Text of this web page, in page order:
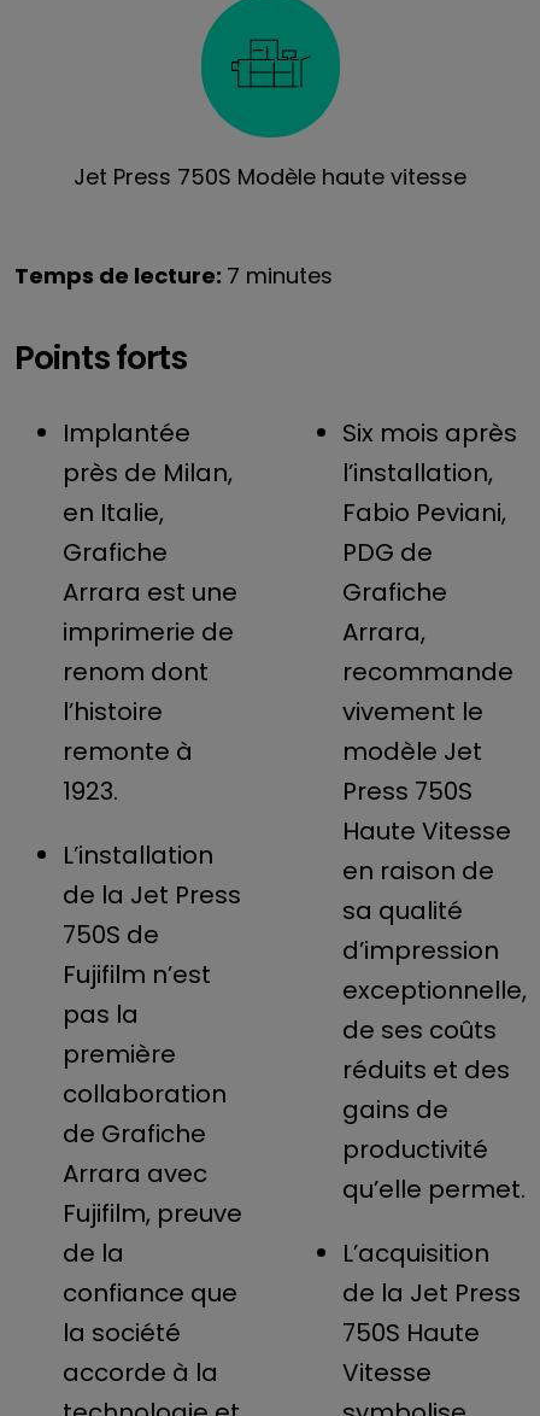
Jet Press 750S Modèle haute vitesse
Temps de lecture: 7 minutes
Points forts
Implantée
près de Milan,
en Italie,
Grafiche
Arrara est une
imprimerie de
renom dont
l’histoire
remonte à
1923.
L’installation
de la Jet Press
750S de
Fujifilm n’est
pas la
première
collaboration
de Grafiche
Arrara avec
Fujifilm, preuve
de la
confiance que
la société
accorde à la
Six mois après
l’installation,
Fabio Peviani,
PDG de
Grafiche
Arrara,
recommande
vivement le
modèle Jet
Press 750S
Haute Vitesse
en raison de
sa qualité
d’impression
exceptionnelle,
de ses coûts
réduits et des
gains de
productivité
qu’elle permet.
L’acquisition
de la Jet Press
750S Haute
Vitesse